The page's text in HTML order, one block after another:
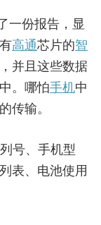
一份报告，显
高通芯片的智
并且这些数据
。哪怕手机中
传输。
号、手机型
表、电池使用